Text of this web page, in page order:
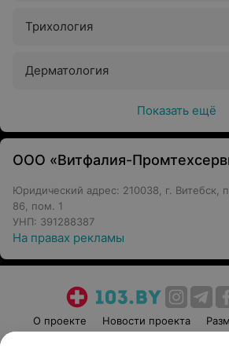
Курс процедур аппаратного
убрать «провисание» в области
добиться лифтинга в области
Трихология
Дерматология
Показать ещё
ООО «Витфалия-
Юридический адрес: 210038, г. Витебск,
86, пом. 1
УНП: 391288387
На правах рекламы
О проекте Новости проекта